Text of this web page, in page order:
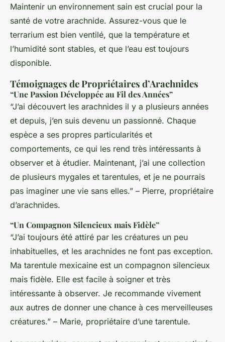
Maintenir un environnement sain est crucial pour la
santé de votre arachnide. Assurez-vous que le
terrarium est bien ventilé, que la température et
l’humidité sont stables, et que l’eau est toujours
disponible.
Témoignages de Propriétaires d’Arachnides
“Une Passion Développée au Fil des Années”
“J’ai découvert les arachnides il y a plusieurs années
et depuis, j’en suis devenu un passionné. Chaque
espèce a ses propres particularités et
comportements, ce qui les rend très intéressants à
observer et à étudier. Maintenant, j’ai une collection
de plusieurs mygales et tarentules, et je ne pourrais
pas imaginer une vie sans elles.” – Pierre, propriétaire
d’arachnides.
“Un Compagnon Silencieux mais Fidèle”
“J’ai toujours été attiré par les créatures un peu
inhabituelles, et les arachnides ne font pas exception.
Ma tarentule mexicaine est un compagnon silencieux
mais fidèle. Elle est facile à soigner et très
intéressante à observer. Je recommande vivement
aux autres de donner une chance à ces merveilleuses
créatures.” – Marie, propriétaire d’une tarentule.